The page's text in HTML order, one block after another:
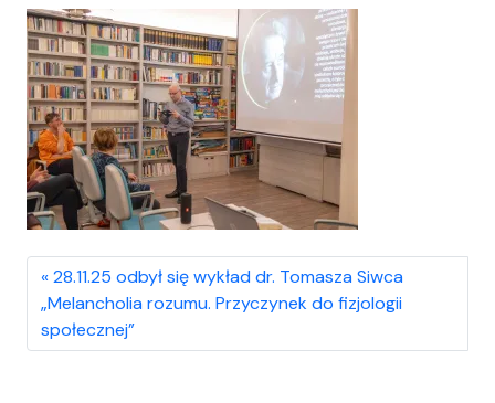
28.11.25 odbył się wykład dr. Tomasza Siwca
„Melancholia rozumu. Przyczynek do fizjologii
społecznej”